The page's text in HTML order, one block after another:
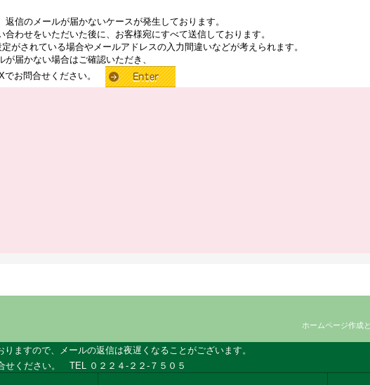
信のメールが届かないケースが発生しております。
わせをいただいた後に、お客様宛にすべて送信しております。
がされている場合やメールアドレスの入力間違いなどが考えられます。
届かない場合はご確認いただき、
でお問合せください。
ホームページ作成
りますので、メールの返信は夜遅くなることがございます。
せください。 TEL ０２２４-２２-７５０５